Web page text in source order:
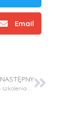
Email
NASTĘPNY
I rok – obowiązkowe szkolenia biblioteczne oraz BHP